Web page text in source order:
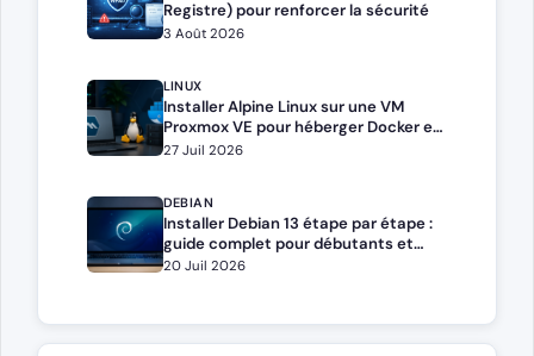
Registre) pour renforcer la sécurité
3 Août 2026
LINUX
Installer Alpine Linux sur une VM
Proxmox VE pour héberger Docker et
Docker Compose
27 Juil 2026
DEBIAN
Installer Debian 13 étape par étape :
guide complet pour débutants et
administrateurs
20 Juil 2026